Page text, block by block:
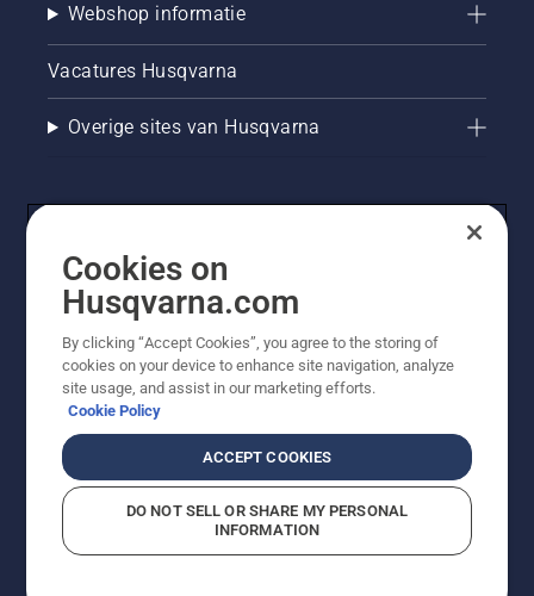
Webshop informatie
Vacatures Husqvarna
Overige sites van Husqvarna
© Husqvarna AB (publ). Alle rechten voorbehouden. De
getoonde prijzen zijn consumentenadviesprijzen. Alle
tenzij het product beschikbaar is voor directe aankoop.
Cookiebeleid
Imprint
Cookies on
Husqvarna.com
By clicking “Accept Cookies”, you agree to the storing of
cookies on your device to enhance site navigation, analyze
site usage, and assist in our marketing efforts.
Cookie Policy
ACCEPT COOKIES
DO NOT SELL OR SHARE MY PERSONAL
INFORMATION